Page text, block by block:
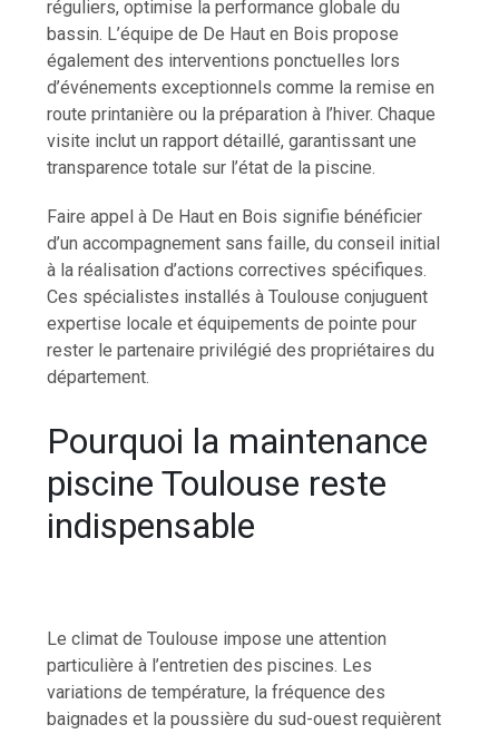
réguliers, optimise la performance globale du
bassin. L’équipe de De Haut en Bois propose
également des interventions ponctuelles lors
d’événements exceptionnels comme la remise en
route printanière ou la préparation à l’hiver. Chaque
visite inclut un rapport détaillé, garantissant une
transparence totale sur l’état de la piscine.
Faire appel à De Haut en Bois signifie bénéficier
d’un accompagnement sans faille, du conseil initial
à la réalisation d’actions correctives spécifiques.
Ces spécialistes installés à Toulouse conjuguent
expertise locale et équipements de pointe pour
rester le partenaire privilégié des propriétaires du
département.
Pourquoi la maintenance
piscine Toulouse reste
indispensable
Le climat de Toulouse impose une attention
particulière à l’entretien des piscines. Les
variations de température, la fréquence des
baignades et la poussière du sud-ouest requièrent